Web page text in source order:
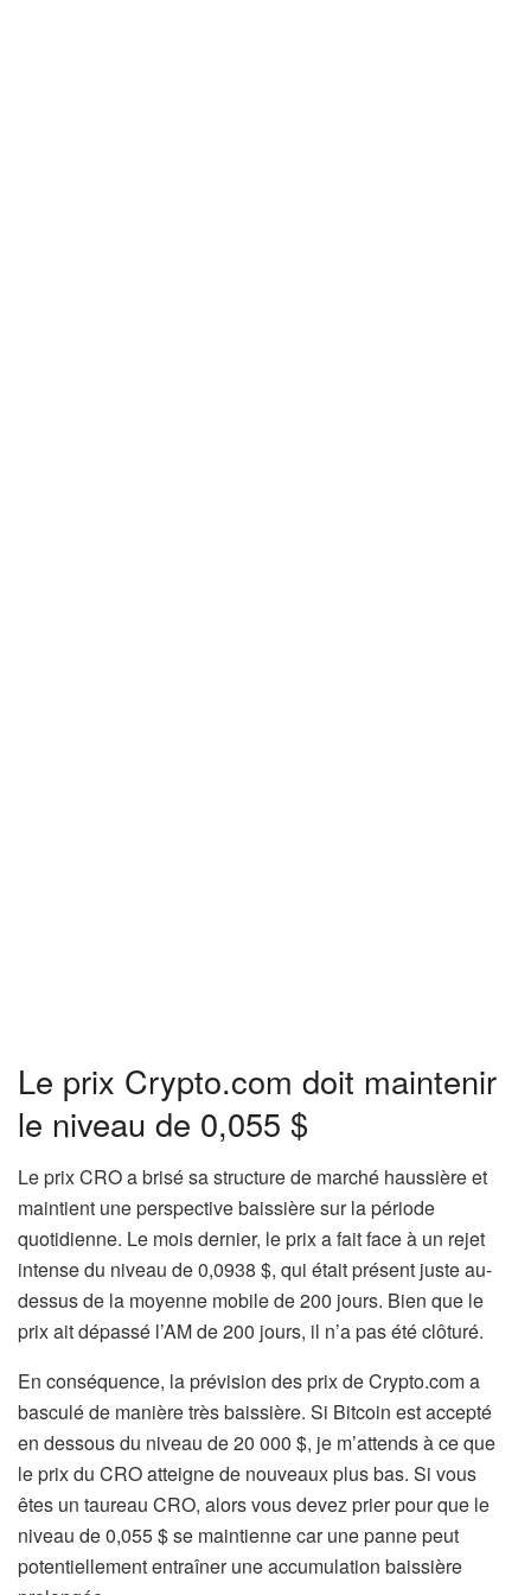
Le prix Crypto.com doit maintenir
le niveau de 0,055 $
Le prix CRO a brisé sa structure de marché haussière et
maintient une perspective baissière sur la période
quotidienne. Le mois dernier, le prix a fait face à un rejet
intense du niveau de 0,0938 $, qui était présent juste au-
dessus de la moyenne mobile de 200 jours. Bien que le
prix ait dépassé l’AM de 200 jours, il n’a pas été clôturé.
En conséquence, la prévision des prix de Crypto.com a
basculé de manière très baissière. Si Bitcoin est accepté
en dessous du niveau de 20 000 $, je m’attends à ce que
le prix du CRO atteigne de nouveaux plus bas. Si vous
êtes un taureau CRO, alors vous devez prier pour que le
niveau de 0,055 $ se maintienne car une panne peut
potentiellement entraîner une accumulation baissière